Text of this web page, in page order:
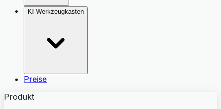
KI-Werkzeugkasten
Preise
Produkt